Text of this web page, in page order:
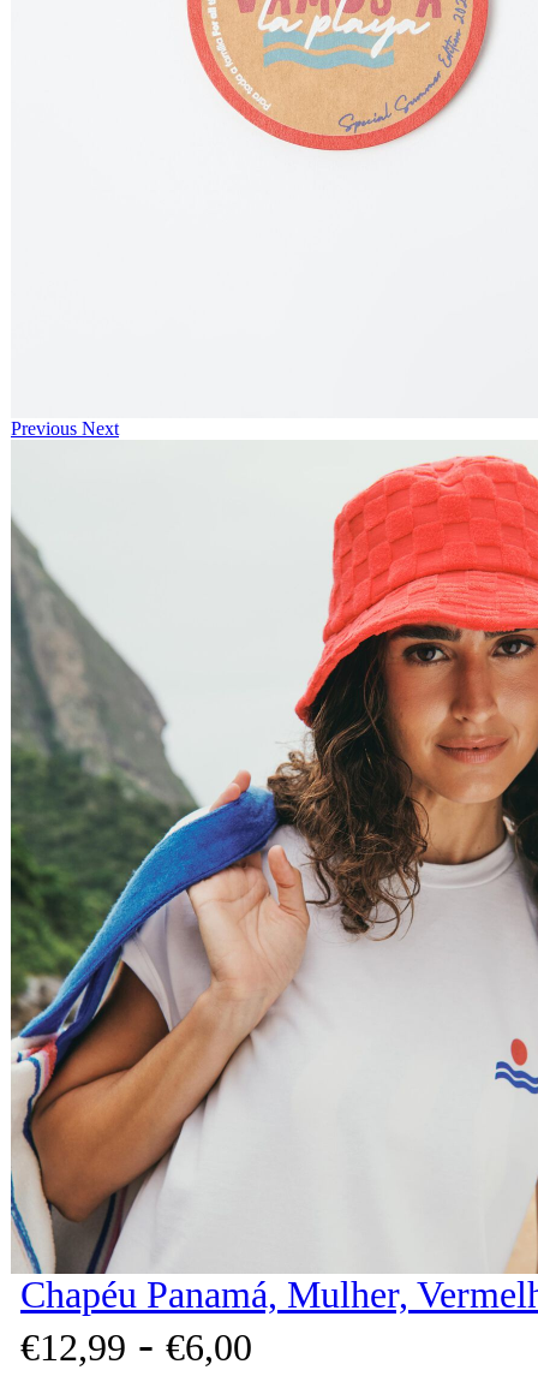
Previous Next
Chapéu Panamá, Mulher,
€12,99 - €6,00